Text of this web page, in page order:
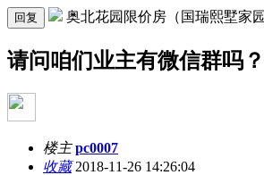
回复 奥北花园限价房（国瑞熙墅家
请问咱们业主有微信群吗？
楼主 pc0007
收藏2018-11-26 14:26:04